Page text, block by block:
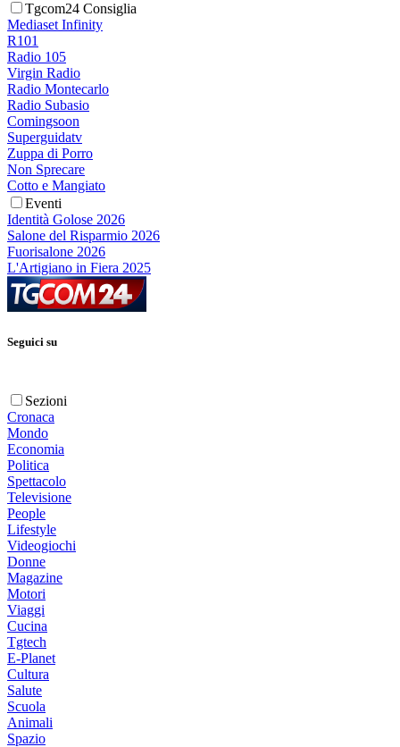
Tgcom24 Consiglia
Mediaset Infinity
R101
Radio 105
Virgin Radio
Radio Montecarlo
Radio Subasio
Comingsoon
Superguidatv
Zuppa di Porro
Non Sprecare
Cotto e Mangiato
Eventi
Identità Golose 2026
Salone del Risparmio 2026
Fuorisalone 2026
L'Artigiano in Fiera 2025
Seguici su
Sezioni
Cronaca
Mondo
Economia
Politica
Spettacolo
Televisione
People
Lifestyle
Videogiochi
Donne
Magazine
Motori
Viaggi
Cucina
Tgtech
E-Planet
Cultura
Salute
Scuola
Animali
Spazio